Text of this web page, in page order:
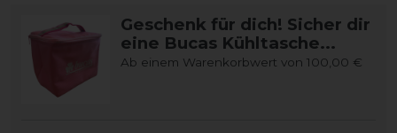
Geschenk für dich! Sicher dir
eine Bucas Kühltasche...
Ab einem Warenkorbwert von 100,00 €